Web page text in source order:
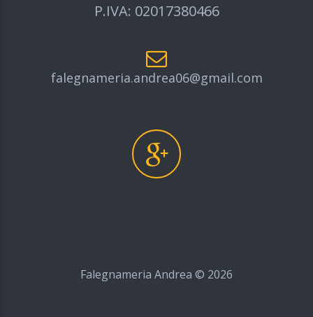
P.IVA: 02017380466
falegnameria.andrea06@gmail.com
Falegnameria Andrea © 2026